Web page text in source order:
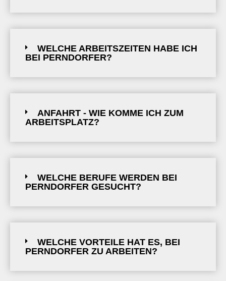
WELCHE ARBEITSZEITEN HABE ICH
BEI PERNDORFER?
ANFAHRT - WIE KOMME ICH ZUM
ARBEITSPLATZ?
WELCHE BERUFE WERDEN BEI
PERNDORFER GESUCHT?
WELCHE VORTEILE HAT ES, BEI
PERNDORFER ZU ARBEITEN?